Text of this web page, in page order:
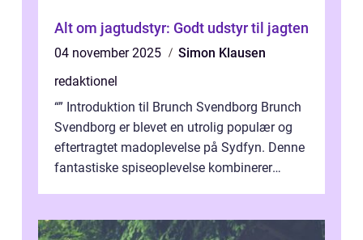
Alt om jagtudstyr: Godt udstyr til jagten
04 november 2025
Simon Klausen
redaktionel
“” Introduktion til Brunch Svendborg Brunch
Svendborg er blevet en utrolig populær og
eftertragtet madoplevelse på Sydfyn. Denne
fantastiske spiseoplevelse kombinerer